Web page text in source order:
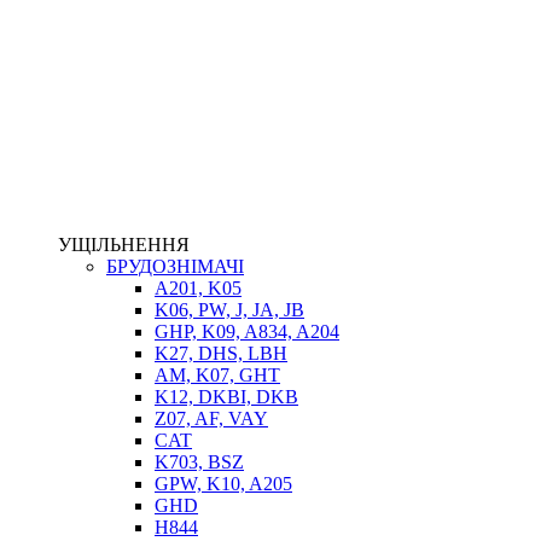
ВТУЛКИ
УЩІЛЬНЕННЯ
БРУДОЗНІМАЧІ
A201, K05
K06, PW, J, JA, JB
GHP, K09, A834, A204
K27, DHS, LBH
AM, K07, GHT
K12, DKBI, DKB
Z07, AF, VAY
CAT
K703, BSZ
GPW, K10, A205
GHD
H844